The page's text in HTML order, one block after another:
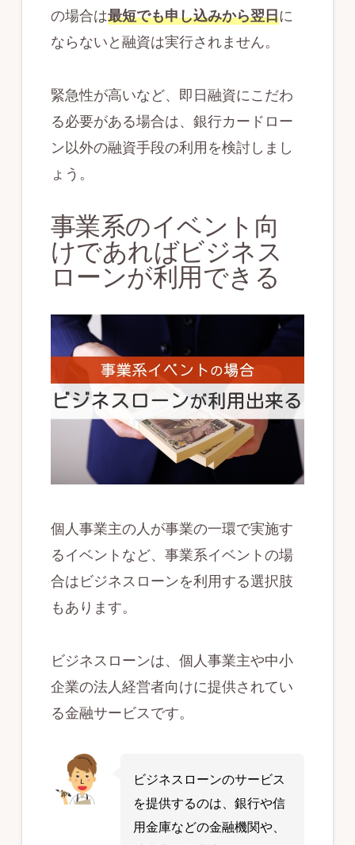
の場合は最短でも申し込みから翌日に
ならないと融資は実行されません。
緊急性が高いなど、即日融資にこだわ
る必要がある場合は、銀行カードロー
ン以外の融資手段の利用を検討しまし
ょう。
事業系のイベント向
けであればビジネス
ローンが利用できる
個人事業主の人が事業の一環で実施す
るイベントなど、事業系イベントの場
合はビジネスローンを利用する選択肢
もあります。
ビジネスローンは、個人事業主や中小
企業の法人経営者向けに提供されてい
る金融サービスです。
ビジネスローンのサービス
を提供するのは、銀行や信
用金庫などの金融機関や、